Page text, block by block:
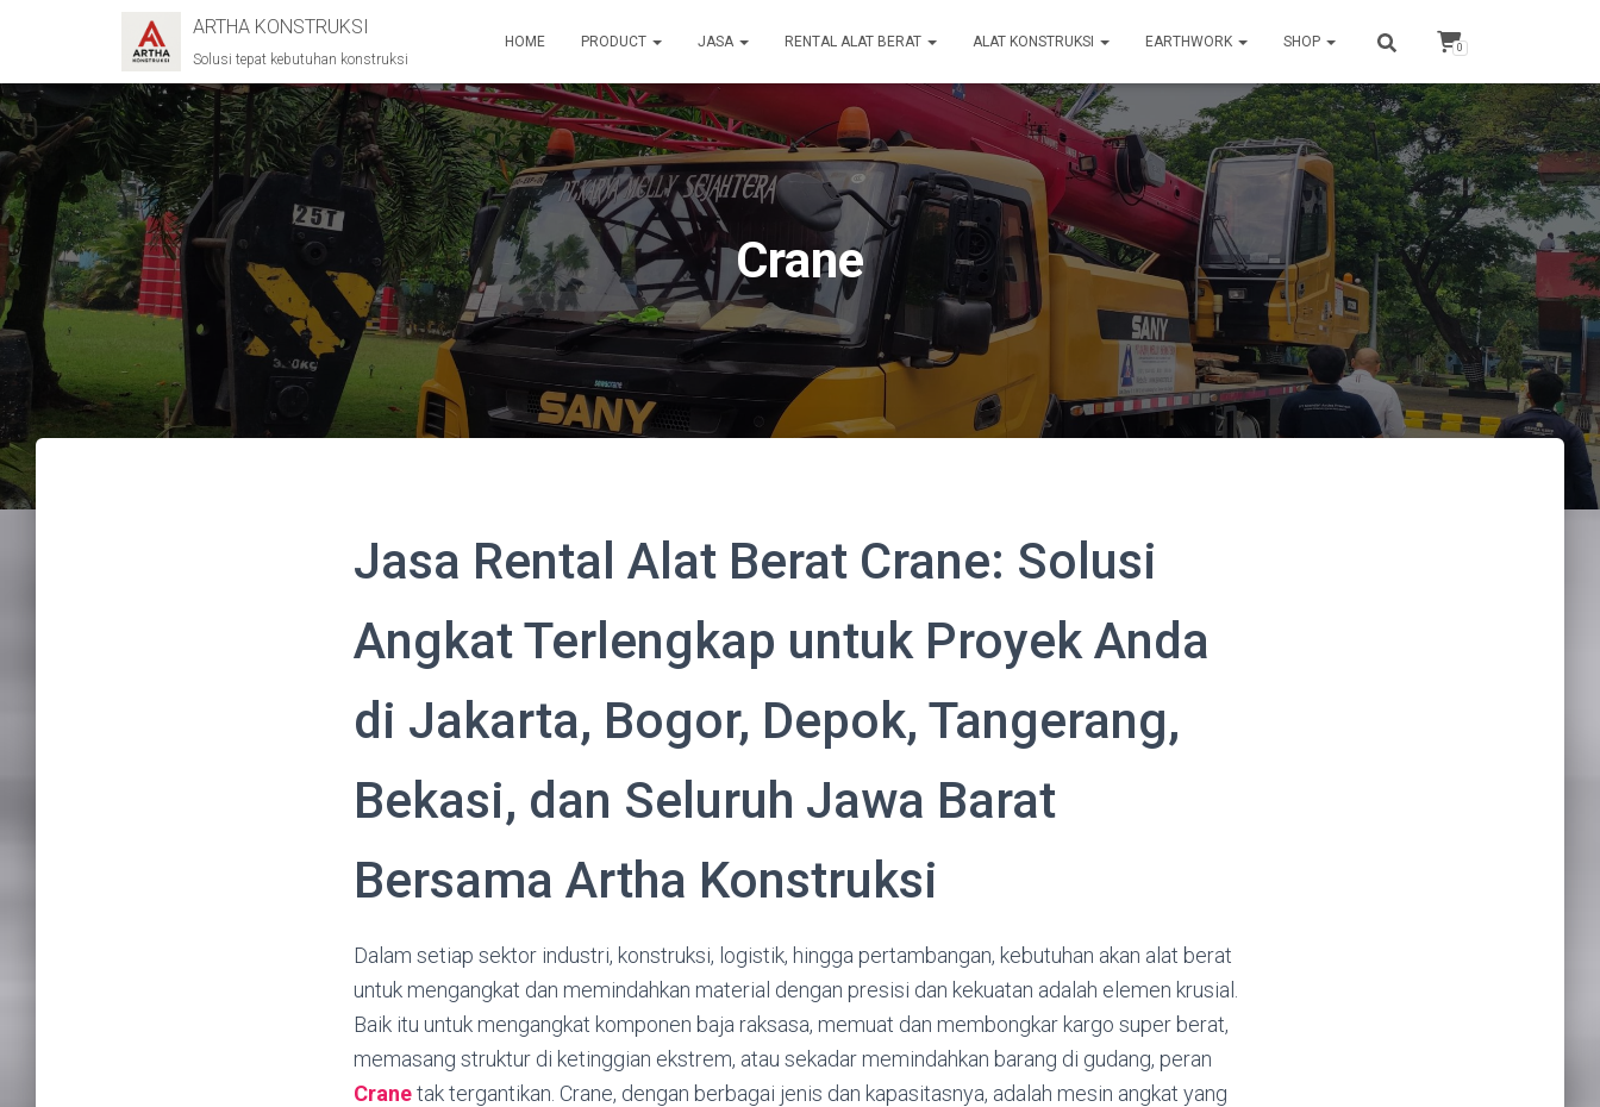
ARTHA KONSTRUKSI
Solusi tepat kebutuhan konstruksi
HOME PRODUCT JASA RENTAL ALAT BERAT ALAT KONSTRUKSI EARTHWORK SHOP 0
Crane
Jasa Rental Alat Berat Crane: Solusi
Angkat Terlengkap untuk Proyek Anda
di Jakarta, Bogor, Depok, Tangerang,
Bekasi, dan Seluruh Jawa Barat
Bersama Artha Konstruksi
Dalam setiap sektor industri, konstruksi, logistik, hingga pertambangan, kebutuhan akan alat berat
untuk mengangkat dan memindahkan material dengan presisi dan kekuatan adalah elemen krusial.
Baik itu untuk mengangkat komponen baja raksasa, memuat dan membongkar kargo super berat,
memasang struktur di ketinggian ekstrem, atau sekadar memindahkan barang di gudang, peran
Cranetak tergantikan. Crane, dengan berbagai jenis dan kapasitasnya, adalah mesin angkat yang